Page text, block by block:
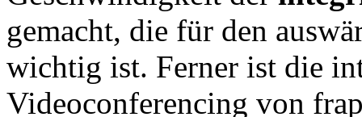
gemacht, die für den
wichtig ist. Ferner ist die
Videoconferencing von